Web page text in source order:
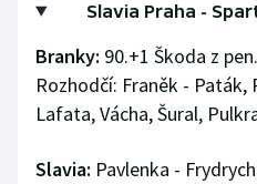
Slavia Praha -
Branky: 90.+1 Škoda z
Rozhodčí: Franěk - Paták,
Lafata, Vácha, Šural,
Slavia: Pavlenka -